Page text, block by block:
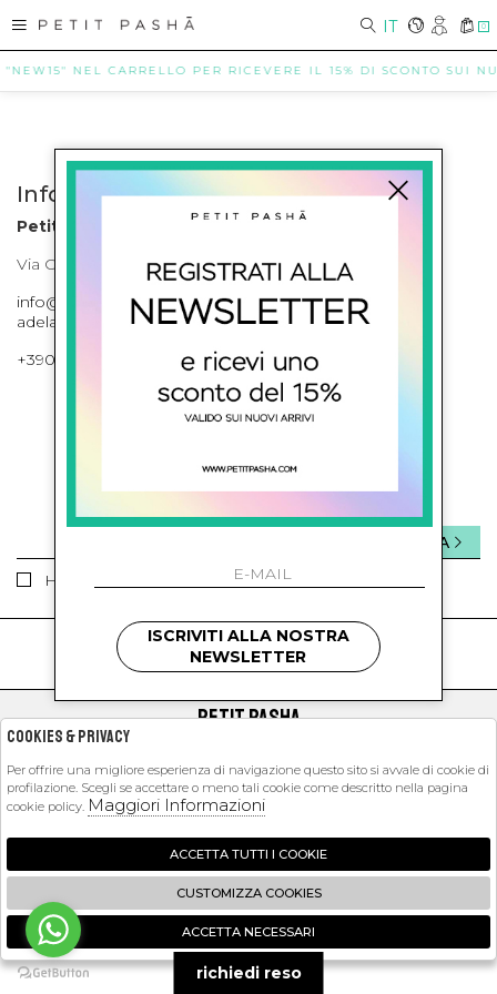
IT 0
NEL CARRELLO PER RICEVERE IL 15% DI SCONTO SUI
Info contatti
Petit Pasha
Via Cilea, 255 Napoli Corso Umberto I 301 Napoli
info@petitpasha.com, petitpasha@hotmail.it,
adelaide.petitpasha@hotmail.com
+39081643421 , +390812351280
ISCRIVITI ALLA NEWSLETTER
Ho letto ed accettato le condizioni sulla privacy.
INVIA
kids
PETIT PASHA
EXTRA
2026 Petit Pasha - P.iva : 09423341214 Powered by
Zucchetti
🍪
ISCRIVITI ALLA NOSTRA
NEWSLETTER
richiedi reso
Cookies & Privacy
Per offrire una migliore esperienza di navigazione questo sito si avvale di cookie di
profilazione. Scegli se accettare o meno tali cookie come descritto nella pagina
cookie policy. Maggiori Informazioni
ACCETTA TUTTI I COOKIE
CUSTOMIZZA COOKIES
ACCETTA NECESSARI